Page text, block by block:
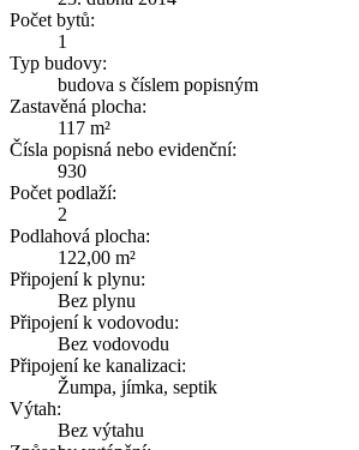
Počet bytů:
1
Typ budovy:
budova s číslem popisným
Zastavěná plocha:
117 m²
Čísla popisná nebo evidenční:
930
Počet podlaží:
2
Podlahová plocha:
122,00 m²
Připojení k plynu:
Bez plynu
Připojení k vodovodu:
Bez vodovodu
Připojení ke kanalizaci:
Žumpa, jímka, septik
Výtah:
Bez výtahu